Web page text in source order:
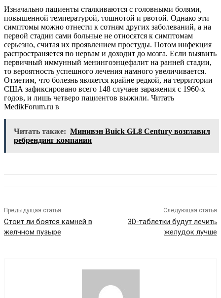
Изначально пациенты сталкиваются с головными болями,
повышенной температурой, тошнотой и рвотой. Однако эти
симптомы можно отнести к сотням других заболеваний, а на
первой стадии сами больные не относятся к симптомам
серьезно, считая их проявлением простуды. Потом инфекция
распространяется по нервам и доходит до мозга. Если выявить
первичный иммунный менингоэнцефалит на ранней стадии,
то вероятность успешного лечения намного увеличивается.
Отметим, что болезнь является крайне редкой, на территории
США зафиксировано всего 148 случаев заражения с 1960-х
годов, и лишь четверо пациентов выжили. Читать
MedikForum.ru в
Читать также: Минивэн Buick GL8 Century возглавил
ребрендинг компании
Предыдущая статья
Стоит ли боятся камней в
желчном пузыре
Следующая статья
3D-таблетки будут лечить
желудок лучше